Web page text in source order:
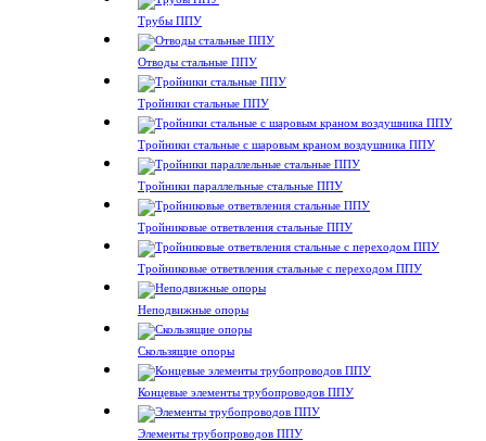
Трубы ППУ
Отводы стальные ППУ
Тройники стальные ППУ
Тройники стальные с шаровым краном воздушника ППУ
Тройники параллельные стальные ППУ
Тройниковые ответвления стальные ППУ
Тройниковые ответвления стальные с переходом ППУ
Неподвижные опоры
Скользящие опоры
Концевые элементы трубопроводов ППУ
Элементы трубопроводов ППУ